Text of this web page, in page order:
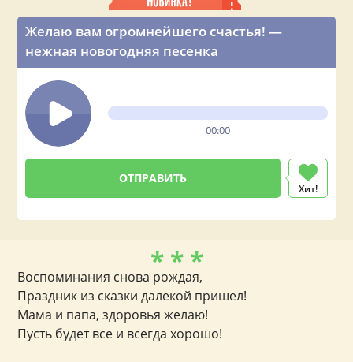
Желаю вам огромнейшего счастья! —
нежная новогодняя песенка
00:00
Хит!
* * *
Воспоминания снова рождая,
Праздник из сказки далекой пришел!
Мама и папа, здоровья желаю!
Пусть будет все и всегда хорошо!